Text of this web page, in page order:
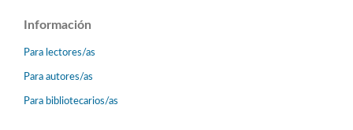
Información
Para lectores/as
Para autores/as
Para bibliotecarios/as